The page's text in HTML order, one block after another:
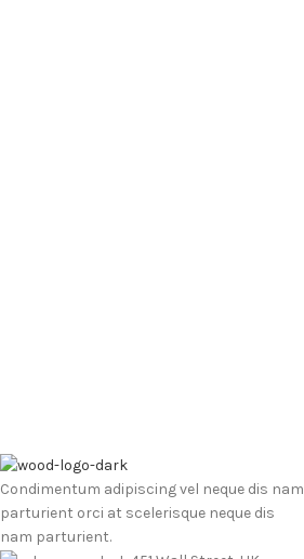
Condimentum adipiscing vel neque dis nam
parturient orci at scelerisque neque dis
nam parturient.